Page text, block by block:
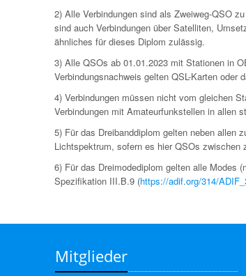
2) Alle Verbindungen sind als Zweiweg-QSO
sind auch Verbindungen über Satelliten,
ähnliches für dieses Diplom zulässig.
3) Alle QSOs ab 01.01.2023 mit Stationen in
Verbindungsnachweis gelten QSL-Karten oder
4) Verbindungen müssen nicht vom gleichen
Verbindungen mit Amateurfunkstellen in allen
5) Für das Dreibanddiplom gelten neben allen
Lichtspektrum, sofern es hier QSOs zwischen
6) Für das Dreimodediplom gelten alle Modes
Spezifikation III.B.9 (https://adif.org/314/
Mitglieder